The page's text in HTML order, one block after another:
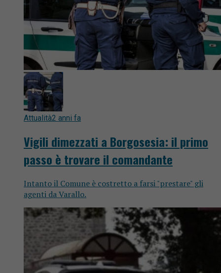
Attualità2 anni fa
Vigili dimezzati a Borgosesia: il primo
passo è trovare il comandante
Intanto il Comune è costretto a farsi "prestare" gli
agenti da Varallo.